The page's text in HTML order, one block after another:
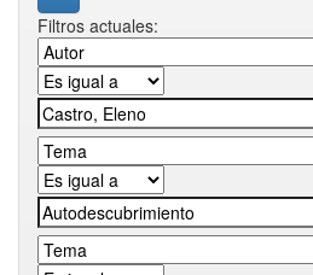
Filtros actuales: